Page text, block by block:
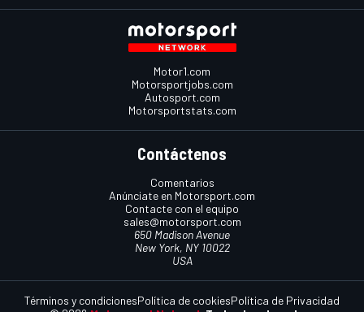
Motor1.com
Motorsportjobs.com
Autosport.com
Motorsportstats.com
Contáctenos
Comentarios
Anúnciate en Motorsport.com
Contacte con el equipo
sales@motorsport.com
650 Madison Avenue
New York, NY 10022
USA
Términos y condicionesPolítica de cookiesPolítica de Privacidad